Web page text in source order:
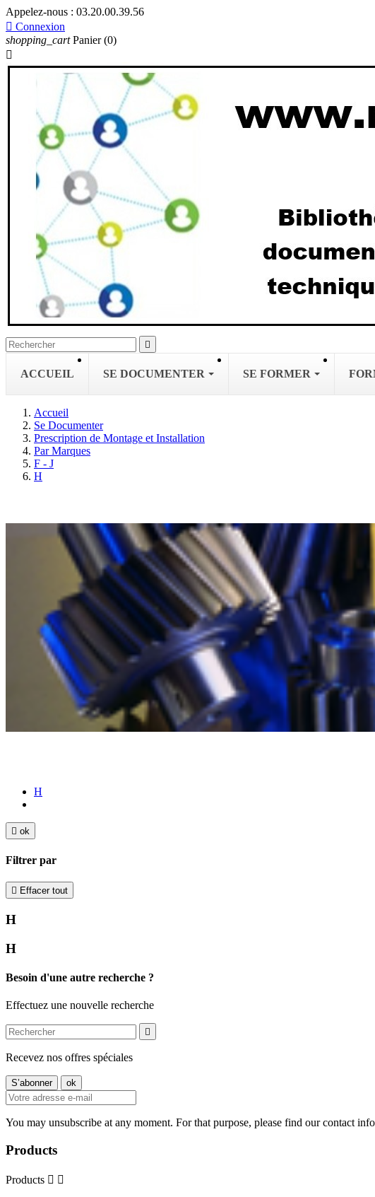
Appelez-nous : 03.20.00.39.56
 Connexion
shopping_cart Panier (0)


ACCUEIL SE DOCUMENTER SE FORMER
Accueil
Se Documenter
Prescription de Montage et Installation
Par Marques
F - J
H
H
 ok
Filtrer par
 Effacer tout
H
H
Besoin d'une autre recherche ?
Effectuez une nouvelle recherche

Recevez nos offres spéciales
You may unsubscribe at any moment. For that purpose, please find our contact
Products
Products  